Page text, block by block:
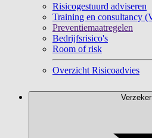
Risicogestuurd adviseren
Training en consultancy
Preventiemaatregelen
Bedrijfsrisico's
Room of risk
Overzicht Risicoadvies